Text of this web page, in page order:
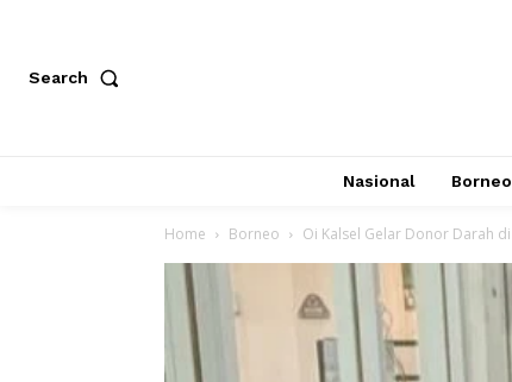
Search
Nasional
Home Borneo Oi Kalsel Gelar Donor Darah